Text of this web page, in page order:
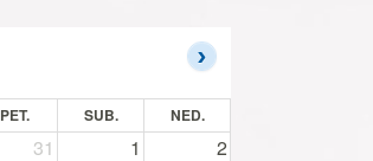
PET. SUB. NED.
31 1 2